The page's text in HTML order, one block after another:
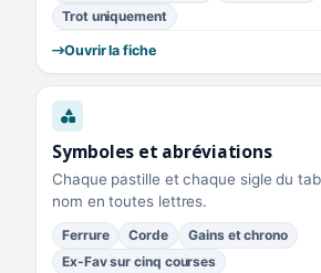
Trot uniquement
Ouvrir la fiche
Symboles et abréviations
Chaque pastille et chaque sigle du
nom en toutes lettres.
Ferrure Corde
Gains et chrono
Ex-Fav sur cinq courses